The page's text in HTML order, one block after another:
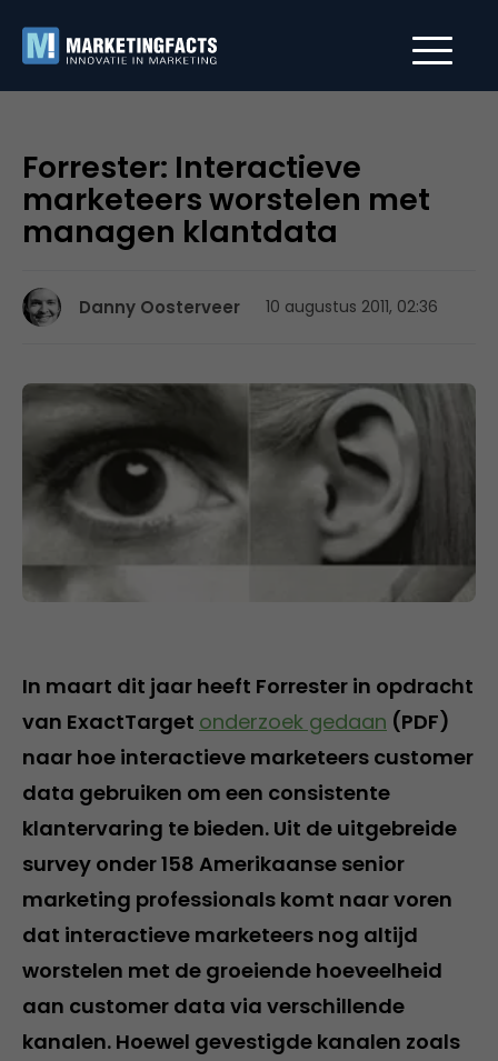
Forrester: Interactieve
marketeers worstelen met
managen klantdata
Danny Oosterveer 10 augustus 2011, 02:36
In maart dit jaar heeft Forrester in opdracht
van ExactTarget onderzoek gedaan (PDF)
naar hoe interactieve marketeers customer
data gebruiken om een consistente
klantervaring te bieden. Uit de uitgebreide
survey onder 158 Amerikaanse senior
marketing professionals komt naar voren
dat interactieve marketeers nog altijd
worstelen met de groeiende hoeveelheid
aan customer data via verschillende
kanalen. Hoewel gevestigde kanalen zoals